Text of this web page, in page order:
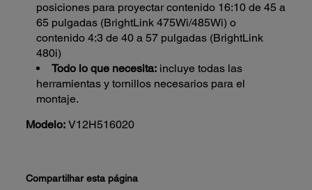
posiciones para proyectar contenido 16:10 de 45 a
65 pulgadas (BrightLink 475Wi/485Wi) o
contenido 4:3 de 40 a 57 pulgadas (BrightLink
480i)
Todo lo que necesita: incluye todas las
herramientas y tornillos necesarios para el
montaje.
Modelo: V12H516020
Compartilhar esta página